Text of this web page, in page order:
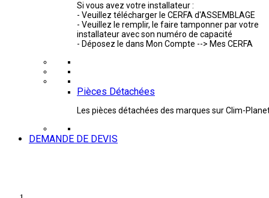
Si vous avez votre installateur :
- Veuillez télécharger le CERFA d'ASSEMBLAGE
- Veuillez le remplir, le faire tamponner par votre
installateur avec son numéro de capacité
- Déposez le dans Mon Compte --> Mes CERFA
Pièces Détachées
Les pièces détachées des marques sur Clim-
DEMANDE DE DEVIS